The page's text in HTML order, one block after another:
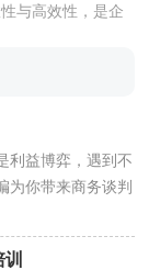
与高效性，是企
利益博弈，遇到不
为你带来商务谈判
巧...